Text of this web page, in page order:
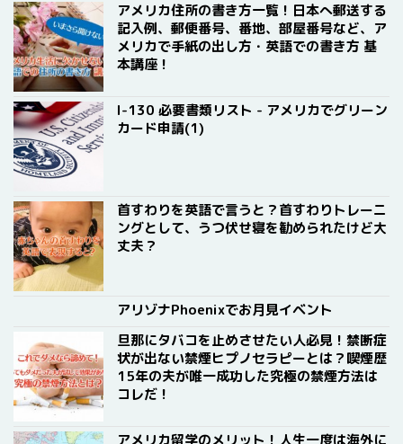
アメリカ住所の書き方一覧！日本へ郵送する
記入例、郵便番号、番地、部屋番号など、ア
メリカで手紙の出し方・英語での書き方 基
本講座！
I-130 必要書類リスト - アメリカでグリーン
カード申請(1)
首すわりを英語で言うと？首すわりトレーニ
ングとして、うつ伏せ寝を勧められたけど大
丈夫？
アリゾナPhoenixでお月見イベント
旦那にタバコを止めさせたい人必見！禁断症
状が出ない禁煙ヒプノセラピーとは？喫煙歴
15年の夫が唯一成功した究極の禁煙方法は
コレだ！
アメリカ留学のメリット！人生一度は海外に